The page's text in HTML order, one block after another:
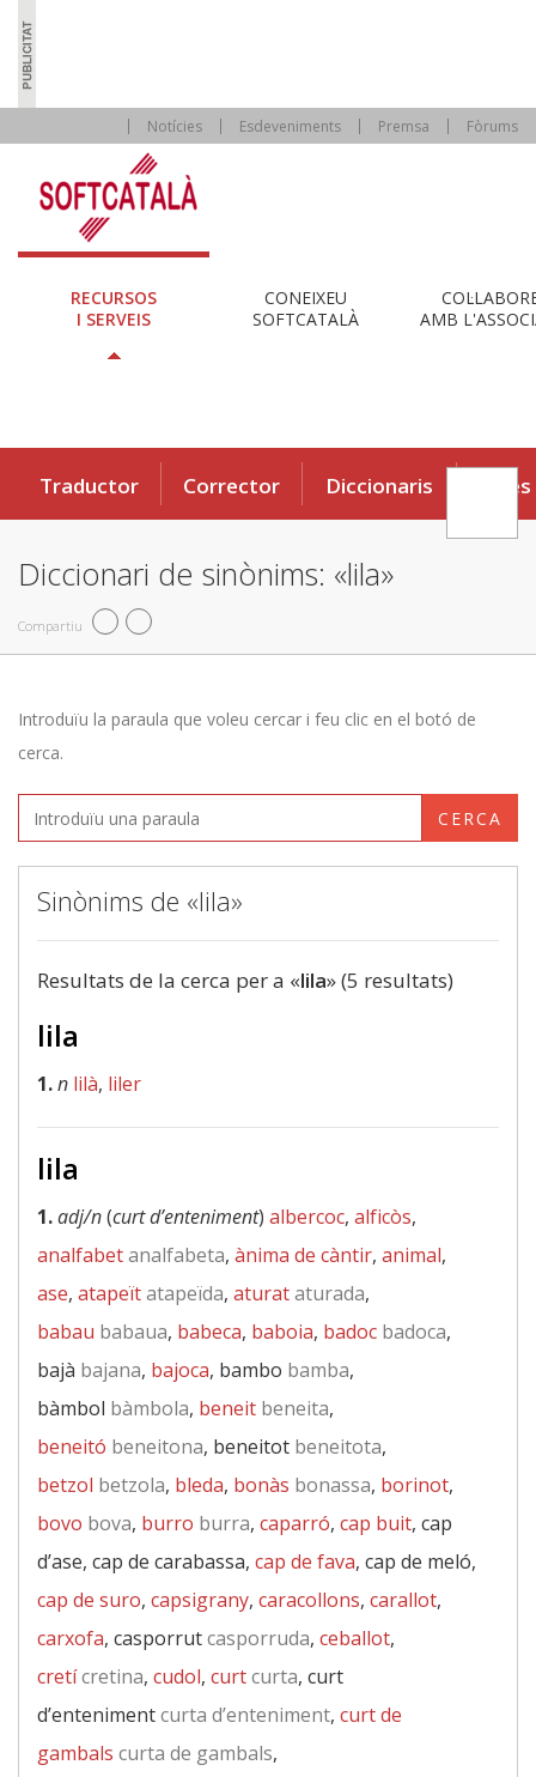
Notícies Esdeveniments Premsa Fòrums
RECURSOS
I SERVEIS
CONEIXEU
SOFTCATALÀ
AMB
Traductor Corrector Diccionaris Eines
Diccionari de sinònims: «lila»
Compartiu
Introduïu la paraula que voleu cercar i feu clic en el botó de
cerca.
CERCA
Sinònims de «lila»
Resultats de la cerca per a «lila» (5 resultats)
lila
1.n lilà, liler
lila
1.adj/n(curt d’enteniment) albercoc, alficòs,
analfabetanalfabeta, ànima de càntir, animal,
ase, atapeïtatapeïda, aturataturada,
babau babaua, babeca, baboia, badoc badoca,
bajà bajana, bajoca, bambo bamba,
bàmbol bàmbola, beneit beneita,
beneitó beneitona, beneitot beneitota,
betzol betzola, bleda, bonàs bonassa, borinot,
bovo bova, burro burra, caparró, cap buit, cap
d’ase, cap de carabassa, cap de fava, cap de meló,
cap de suro, capsigrany, caracollons, carallot,
carxofa, casporrutcasporruda, ceballot,
cretícretina, cudol, curtcurta, curt
d’entenimentcurta d’enteniment, curt de
gambals curta de gambals,